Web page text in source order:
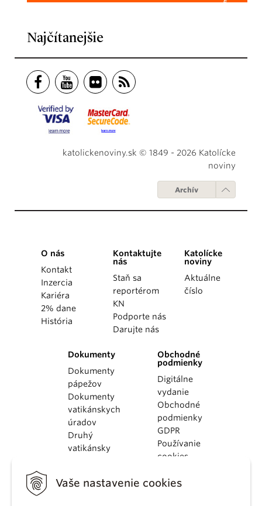
Vaše nastavenie cookies
Najčítanejšie
katolickenoviny.sk © 1849 - 2026 Katolícke
noviny
Archív
O nás
Kontakt
Inzercia
Kariéra
2% dane
História
Kontaktujte
nás
Staň sa
reportérom
KN
Podporte nás
Darujte nás
Katolícke
noviny
Aktuálne
číslo
Dokumenty
Dokumenty
pápežov
Dokumenty
vatikánskych
úradov
Druhý
vatikánsky
KBS
Obchodné
podmienky
Digitálne
vydanie
Obchodné
podmienky
GDPR
Používanie
cookies